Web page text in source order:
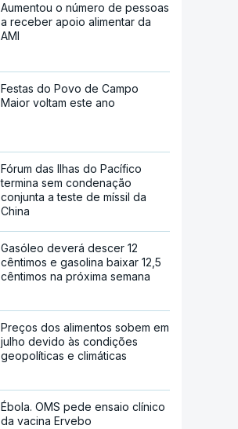
Aumentou o número de pessoas
a receber apoio alimentar da
AMI
Festas do Povo de Campo
Maior voltam este ano
Fórum das Ilhas do Pacífico
termina sem condenação
conjunta a teste de míssil da
China
Gasóleo deverá descer 12
cêntimos e gasolina baixar 12,5
cêntimos na próxima semana
Preços dos alimentos sobem em
julho devido às condições
geopolíticas e climáticas
Ébola. OMS pede ensaio clínico
da vacina Ervebo